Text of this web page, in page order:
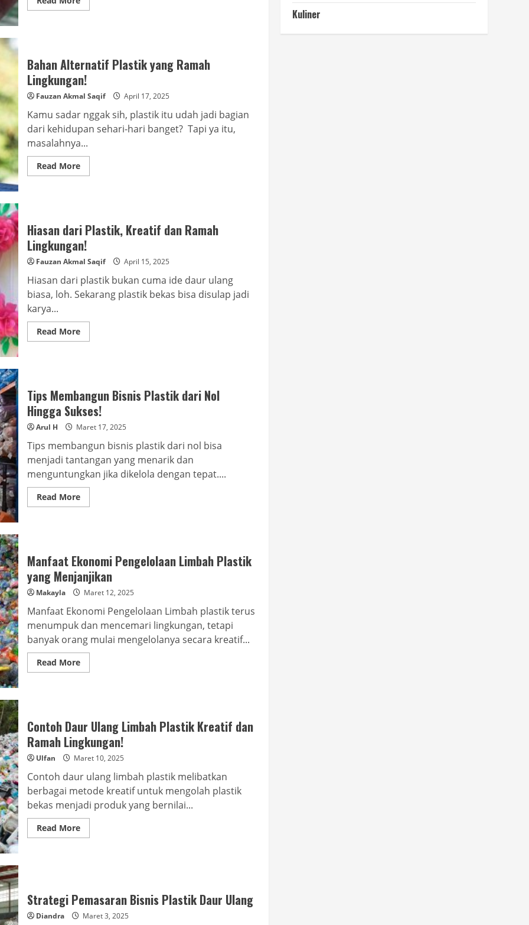
more
Untuk
Industri,
Banyak
Loh!
Bahan Alternatif Plastik yang Ramah
Lingkungan!
Fauzan Akmal Saqif April 17, 2025
Kamu sadar nggak sih, plastik itu udah jadi bagian
dari kehidupan sehari-hari banget? Tapi ya itu,
masalahnya...
Read MoreRead
more
Ramah
Lingkungan!
Hiasan dari Plastik, Kreatif dan Ramah
Lingkungan!
Fauzan Akmal Saqif April 15, 2025
Hiasan dari plastik bukan cuma ide daur ulang
biasa, loh. Sekarang plastik bekas bisa disulap jadi
karya...
Read MoreRead
more
Ramah
Lingkungan!
Tips Membangun Bisnis Plastik dari Nol
Hingga Sukses!
Arul H Maret 17, 2025
Tips membangun bisnis plastik dari nol bisa
menjadi tantangan yang menarik dan
menguntungkan jika dikelola dengan tepat....
Read MoreRead
more
dari
Nol
Hingga
Sukses!
Manfaat Ekonomi Pengelolaan Limbah Plastik
yang Menjanjikan
Makayla Maret 12, 2025
Manfaat Ekonomi Pengelolaan Limbah plastik terus
menumpuk dan mencemari lingkungan, tetapi
banyak orang mulai mengelolanya secara kreatif...
Read MoreRead
more
Plastik
yang
Menjanjikan
Contoh Daur Ulang Limbah Plastik Kreatif dan
Ramah Lingkungan!
Ulfan Maret 10, 2025
Contoh daur ulang limbah plastik melibatkan
berbagai metode kreatif untuk mengolah plastik
bekas menjadi produk yang bernilai...
Read MoreRead
more
dan
Lingkungan!
Strategi Pemasaran Bisnis Plastik Daur Ulang
Diandra Maret 3, 2025
Kuliner